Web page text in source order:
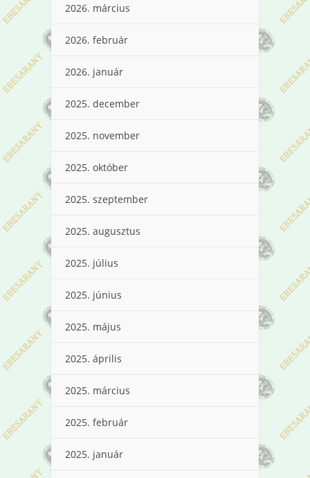
2026. március
2026. február
2026. január
2025. december
2025. november
2025. október
2025. szeptember
2025. augusztus
2025. július
2025. június
2025. május
2025. április
2025. március
2025. február
2025. január